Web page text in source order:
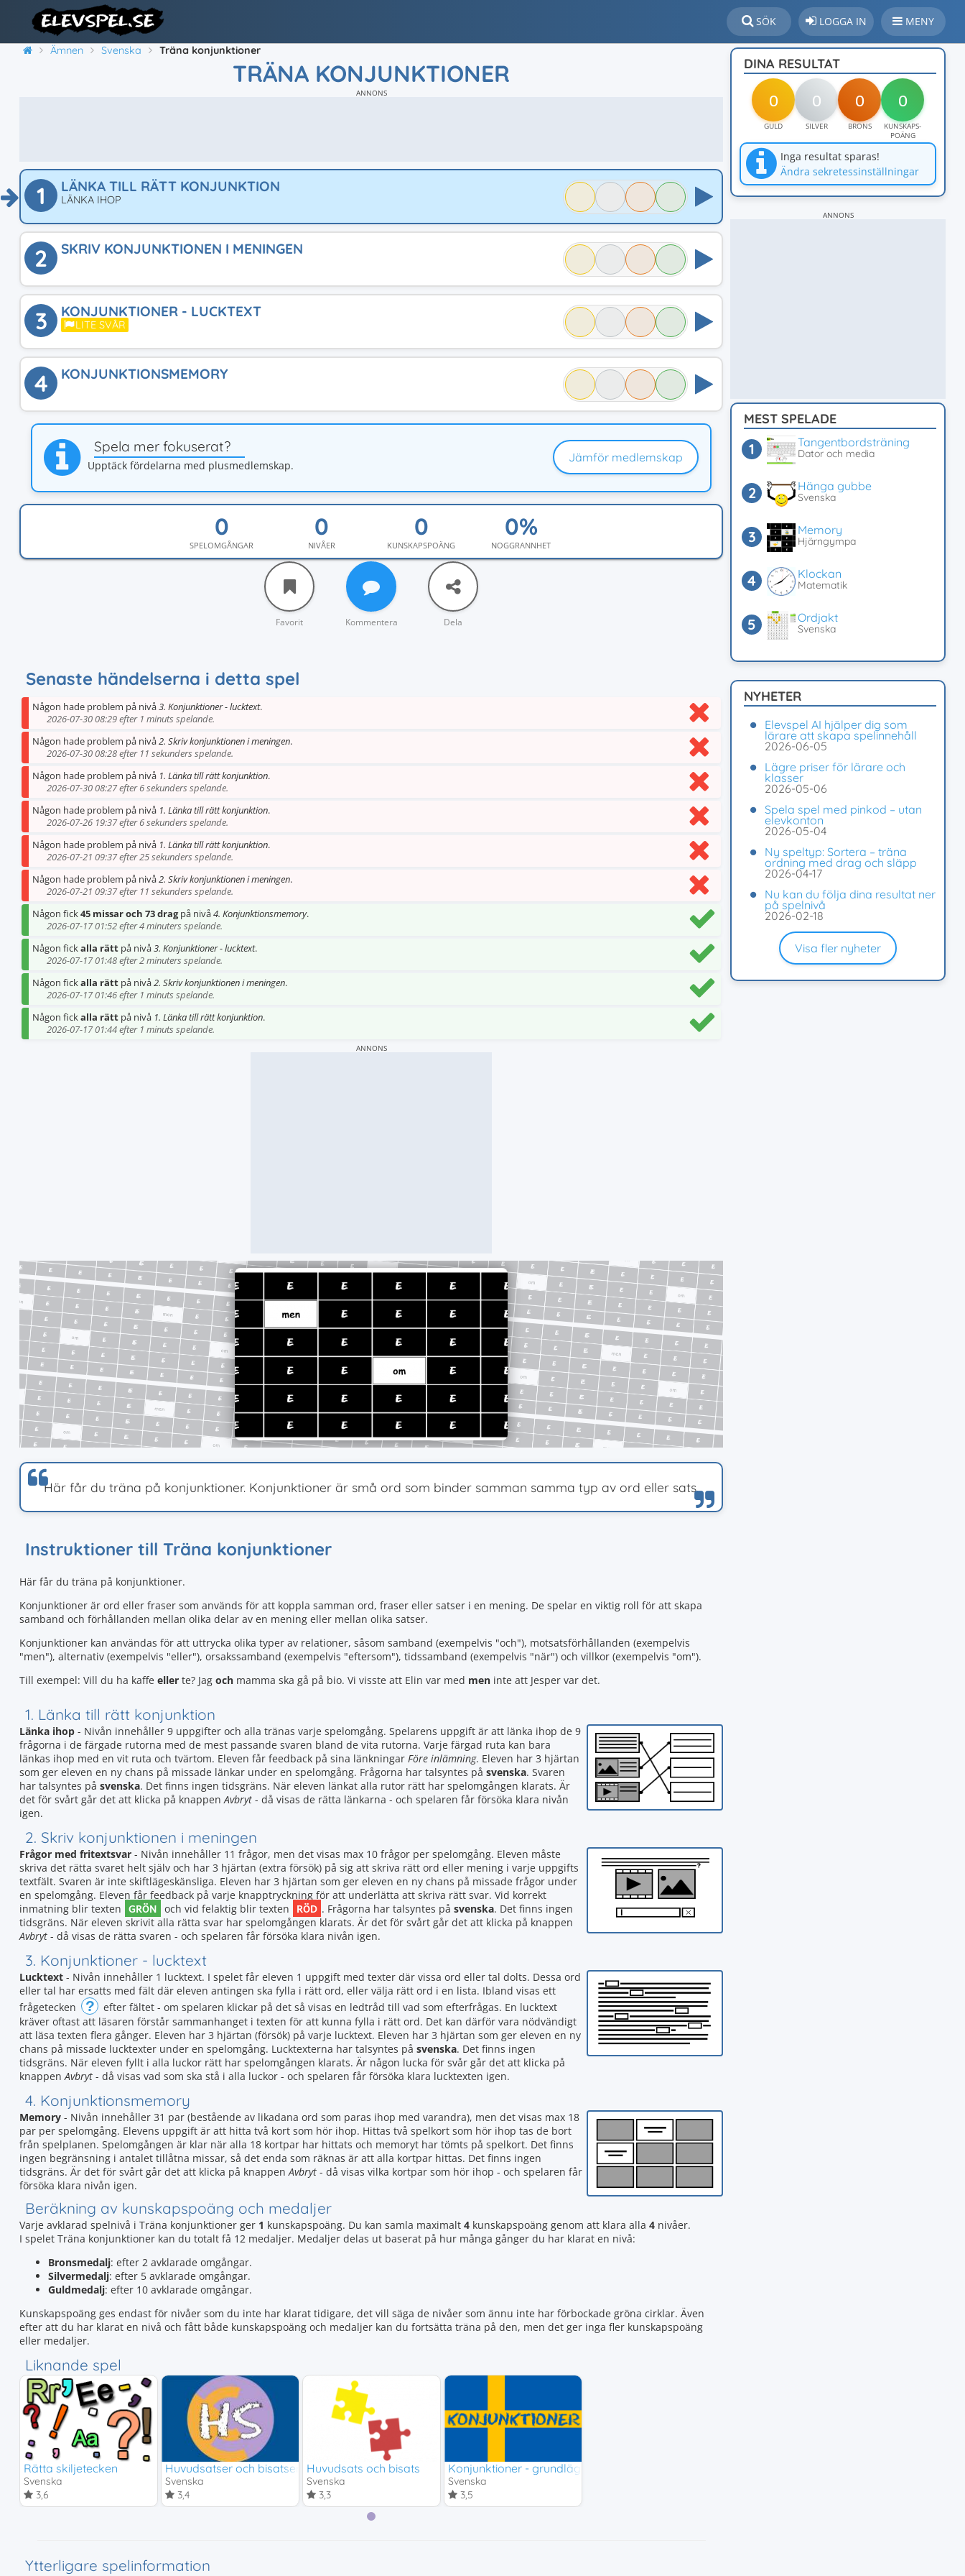
SÖK LOGGA IN MENY
Ämnen Svenska Träna konjunktioner
TRÄNA KONJUNKTIONER
ANNONS
1 LÄNKA TILL RÄTT KONJUNKTION
LÄNKA IHOP
2 SKRIV KONJUNKTIONEN I MENINGEN
3 KONJUNKTIONER - LUCKTEXT
LITE SVÅR
4 KONJUNKTIONSMEMORY
Spela mer fokuserat?
Upptäck fördelarna med plusmedlemskap.
Jämför medlemskap
SPELOMGÅNGAR NIVÅER KUNSKAPSPOÄNG NOGGRANNHET
Favorit Kommentera Dela
Senaste händelserna i detta spel
Någon hade problem på nivå3. Konjunktioner - lucktext.
2026-07-30 08:29 efter 1 minuts spelande.
Någon hade problem på nivå2. Skriv konjunktionen i meningen.
2026-07-30 08:28 efter 11 sekunders spelande.
Någon hade problem på nivå 1. Länka till rätt konjunktion.
2026-07-30 08:27 efter 6 sekunders spelande.
Någon hade problem på nivå 1. Länka till rätt konjunktion.
2026-07-26 19:37 efter 6 sekunders spelande.
Någon hade problem på nivå 1. Länka till rätt konjunktion.
2026-07-21 09:37 efter 25 sekunders spelande.
Någon hade problem på nivå2. Skriv konjunktionen i meningen.
2026-07-21 09:37 efter 11 sekunders spelande.
Någon fick45 missar och 73 dragpå nivå4. Konjunktionsmemory.
2026-07-17 01:52 efter 4 minuters spelande.
Någon fickalla rätt på nivå3. Konjunktioner - lucktext.
2026-07-17 01:48 efter 2 minuters spelande.
Någon fickalla rätt på nivå2. Skriv konjunktionen i meningen.
2026-07-17 01:46 efter 1 minuts spelande.
Någon fickalla rätt på nivå 1. Länka till rätt konjunktion.
2026-07-17 01:44 efter 1 minuts spelande.
ANNONS
Här får du träna på konjunktioner. Konjunktioner är små ord som binder samman samma typ av ord eller sats.
Instruktioner till Träna konjunktioner
Här får du träna på konjunktioner.
Konjunktioner är ord eller fraser som används för att koppla samman ord, fraser eller satser i en mening. De spelar en viktig roll för att skapa
samband och förhållanden mellan olika delar av en mening eller mellan olika satser.
Konjunktioner kan användas för att uttrycka olika typer av relationer, såsom samband (exempelvis "och"), motsatsförhållanden (exempelvis
"men"), alternativ (exempelvis "eller"), orsakssamband (exempelvis "eftersom"), tidssamband (exempelvis "när") och villkor (exempelvis "om").
Till exempel: Vill du ha kaffe eller te? Jag och mamma ska gå på bio. Vi visste att Elin var med men inte att Jesper var det.
1. Länka till rätt konjunktion
Länka ihop - Nivån innehåller 9 uppgifter och alla tränas varje spelomgång. Spelarens uppgift är att länka ihop de 9
frågorna i de färgade rutorna med de mest passande svaren bland de vita rutorna. Varje färgad ruta kan bara
länkas ihop med en vit ruta och tvärtom. Eleven får feedback på sina länkningar Före inlämning. Eleven har 3 hjärtan
som ger eleven en ny chans på missade länkar under en spelomgång. Frågorna har talsyntes på svenska. Svaren
har talsyntes på svenska. Det finns ingen tidsgräns. När eleven länkat alla rutor rätt har spelomgången klarats. Är
det för svårt går det att klicka på knappenAvbryt - då visas de rätta länkarna - och spelaren får försöka klara nivån
igen.
2. Skriv konjunktionen i meningen
Frågor med fritextsvar - Nivån innehåller 11 frågor, men det visas max 10 frågor per spelomgång. Eleven måste
skriva det rätta svaret helt själv och har 3 hjärtan (extra försök) på sig att skriva rätt ord eller mening i varje uppgifts
textfält. Svaren är inte skiftlägeskänsliga. Eleven har 3 hjärtan som ger eleven en ny chans på missade frågor under
en spelomgång. Eleven får feedback på varje knapptryckning för att underlätta att skriva rätt svar. Vid korrekt
inmatning blir texten GRÖN och vid felaktig blir texten RÖD . Frågorna har talsyntes på svenska. Det finns ingen
tidsgräns. När eleven skrivit alla rätta svar har spelomgången klarats. Är det för svårt går det att klicka på knappen
Avbryt - då visas de rätta svaren - och spelaren får försöka klara nivån igen.
3. Konjunktioner - lucktext
Lucktext - Nivån innehåller 1 lucktext. I spelet får eleven 1 uppgift med texter där vissa ord eller tal dolts. Dessa ord
eller tal har ersatts med fält där eleven antingen ska fylla i rätt ord, eller välja rätt ord i en lista. Ibland visas ett
frågetecken
?
efter fältet - om spelaren klickar på det så visas en ledtråd till vad som efterfrågas. En lucktext
kräver oftast att läsaren förstår sammanhanget i texten för att kunna fylla i rätt ord. Det kan därför vara nödvändigt
att läsa texten flera gånger. Eleven har 3 hjärtan (försök) på varje lucktext. Eleven har 3 hjärtan som ger eleven en ny
chans på missade lucktexter under en spelomgång. Lucktexterna har talsyntes på svenska. Det finns ingen
tidsgräns. När eleven fyllt i alla luckor rätt har spelomgången klarats. Är någon lucka för svår går det att klicka på
knappenAvbryt - då visas vad som ska stå i alla luckor - och spelaren får försöka klara lucktexten igen.
4. Konjunktionsmemory
Memory - Nivån innehåller 31 par (bestående av likadana ord som paras ihop med varandra), men det visas max 18
par per spelomgång. Elevens uppgift är att hitta två kort som hör ihop. Hittas två spelkort som hör ihop tas de bort
från spelplanen. Spelomgången är klar när alla 18 kortpar har hittats och memoryt har tömts på spelkort. Det finns
ingen begränsning i antalet tillåtna missar, så det enda som räknas är att alla kortpar hittas. Det finns ingen
tidsgräns. Är det för svårt går det att klicka på knappenAvbryt - då visas vilka kortpar som hör ihop - och spelaren får
försöka klara nivån igen.
Beräkning av kunskapspoäng och medaljer
Varje avklarad spelnivå i Träna konjunktioner ger 1 kunskapspoäng. Du kan samla maximalt 4 kunskapspoäng genom att klara alla 4 nivåer.
I spelet Träna konjunktioner kan du totalt få 12 medaljer. Medaljer delas ut baserat på hur många gånger du har klarat en nivå:
Bronsmedalj: efter 2 avklarade omgångar.
Silvermedalj: efter 5 avklarade omgångar.
Guldmedalj: efter 10 avklarade omgångar.
Kunskapspoäng ges endast för nivåer som du inte har klarat tidigare, det vill säga de nivåer som ännu inte har förbockade gröna cirklar. Även
efter att du har klarat en nivå och fått både kunskapspoäng och medaljer kan du fortsätta träna på den, men det ger inga fler kunskapspoäng
eller medaljer.
Liknande spel
Rätta skiljetecken
Svenska
3,6
Huvudsatser och bisatser - Svenska 2
Svenska
3,4
Huvudsats och bisats
Svenska
3,3
Konjunktioner - grundläggande
Svenska
3,5
Ytterligare spelinformation
DINA RESULTAT
0 0 0 0
GULD SILVER BRONS
KUNSKAPS-
POÄNG
Inga resultat sparas!
Ändra sekretessinställningar
ANNONS
MEST SPELADE
Tangentbordsträning
Dator och media
Hänga gubbe
Svenska
Memory
Hjärngympa
Klockan
Matematik
Ordjakt
Svenska
NYHETER
Elevspel AI hjälper dig som
lärare att skapa spelinnehåll
2026-06-05
Lägre priser för lärare och
klasser
2026-05-06
Spela spel med pinkod – utan
elevkonton
2026-05-04
Ny speltyp: Sortera – träna
ordning med drag och släpp
2026-04-17
Nu kan du följa dina resultat ner
på spelnivå
2026-02-18
Visa fler nyheter